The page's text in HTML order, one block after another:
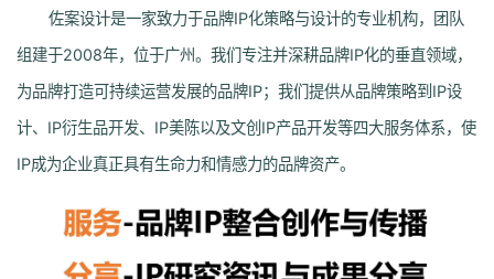
佐案设计是一家致力于品牌IP化策略与设计的专业机构，团队
组建于2008年，位于广州。我们专注并深耕品牌IP化的垂直领域，
为品牌打造可持续运营发展的品牌IP；我们提供从品牌策略到IP设
计、IP衍生品开发、IP美陈以及文创IP产品开发等四大服务体系，使
IP成为企业真正具有生命力和情感力的品牌资产。